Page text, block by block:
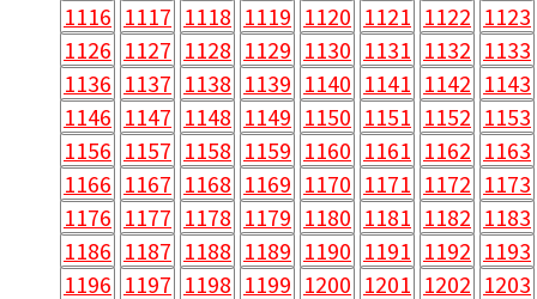
1116 1117 1118 1119 1120 1121 1122 1123
1126 1127 1128 1129 1130 1131 1132 1133
1136 1137 1138 1139 1140 1141 1142 1143
1146 1147 1148 1149 1150 1151 1152 1153
1156 1157 1158 1159 1160 1161 1162 1163
1166 1167 1168 1169 1170 1171 1172 1173
1176 1177 1178 1179 1180 1181 1182 1183
1186 1187 1188 1189 1190 1191 1192 1193
1196 1197 1198 1199 1200 1201 1202 1203